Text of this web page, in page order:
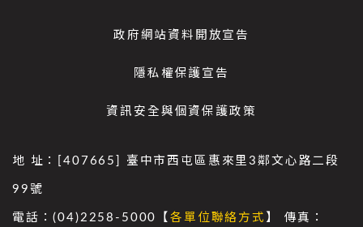
政府網站資料開放宣告
隱私權保護宣告
資訊安全與個資保護政策
地 址：[407665] 臺中市西屯區惠來里3鄰文心路二段
99號
電話：(04)2258-5000【各單位聯絡方式 】 傳真：